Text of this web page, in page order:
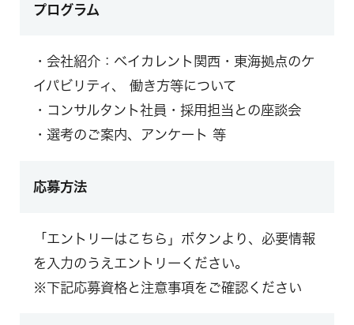
プログラム
・会社紹介：ベイカレント関西・東海拠点のケ
イパビリティ、 働き方等について
・コンサルタント社員・採用担当との座談会
・選考のご案内、アンケート 等
応募方法
「エントリーはこちら」ボタンより、必要情報
を入力のうえエントリーください。
※下記応募資格と注意事項をご確認ください